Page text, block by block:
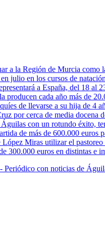
a la Región de Murcia como
julio en los cursos de
a España, del 18 al
cada año más de
de llevarse a su hija de 4
por cerca de media docena
con un rotundo éxito,
de más de 600.000 euros
Miras utilizar el
300.000 euros en distintas e
Periódico con noticias de